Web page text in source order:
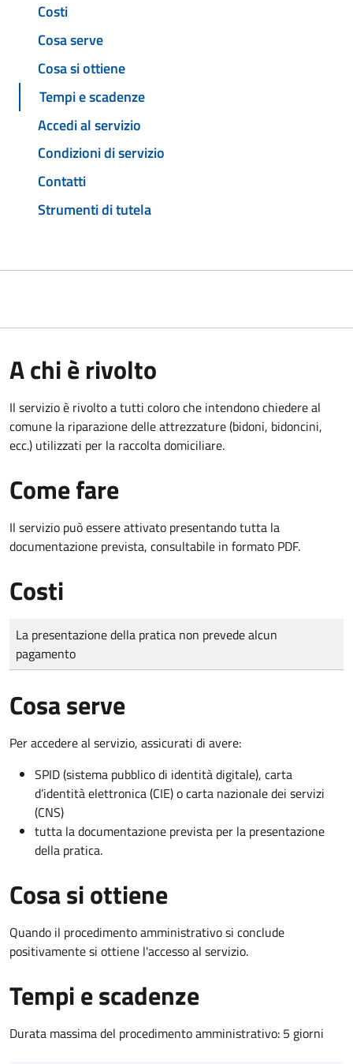
Costi
Cosa serve
Cosa si ottiene
Tempi e scadenze
Accedi al servizio
Condizioni di servizio
Contatti
Strumenti di tutela
A chi è rivolto
Il servizio è rivolto a tutti coloro che intendono chiedere al
comune la riparazione delle attrezzature (bidoni, bidoncini,
ecc.) utilizzati per la raccolta domiciliare.
Come fare
Il servizio può essere attivato presentando tutta la
documentazione prevista, consultabile in formato PDF.
Costi
Tipo di pagamento
Importo
La presentazione della pratica non prevede alcun
pagamento
Cosa serve
Per accedere al servizio, assicurati di avere:
SPID (sistema pubblico di identità digitale), carta
d’identità elettronica (CIE) o carta nazionale dei servizi
(CNS)
tutta la documentazione prevista per la presentazione
della pratica.
Cosa si ottiene
Quando il procedimento amministrativo si conclude
positivamente si ottiene l'accesso al servizio.
Tempi e scadenze
Durata massima del procedimento amministrativo: 5 giorni